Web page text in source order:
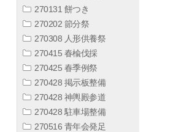
270131 餅つき
270202 節分祭
270308 人形供養祭
270415 春楡伐採
270425 春季例祭
270428 掲示板整備
270428 神輿殿参道
270428 駐車場整備
270516 青年会発足